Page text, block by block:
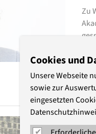
Zu
die
Cookies und
Unsere Webseite
sowie zur
eingesetzten